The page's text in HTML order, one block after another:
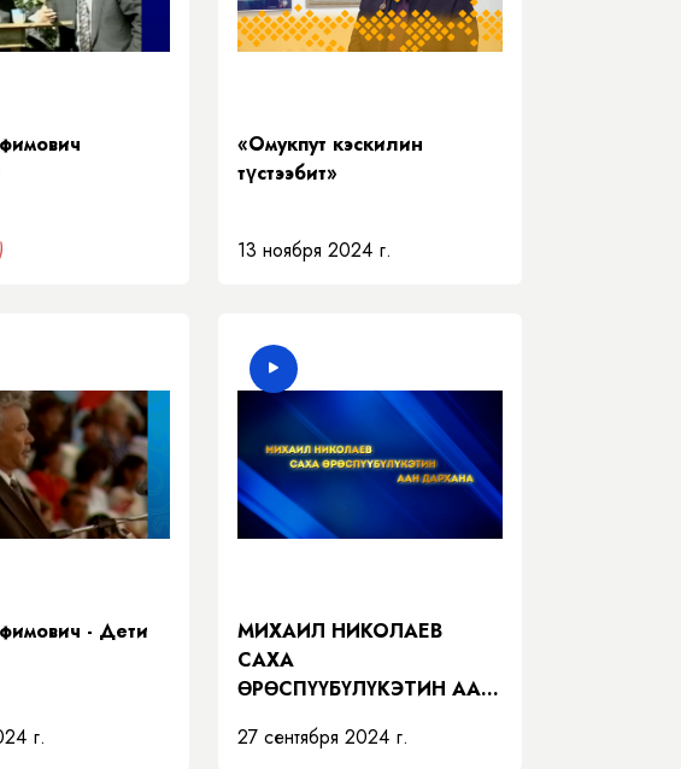
«Омукпут кэскилин
түстээбит»
13 ноября 2024 г.
- Дети
г.
МИХАИЛ НИКОЛАЕВ
САХА
ӨРӨСПҮҮБҮЛҮКЭТИН ААН
27 сентября 2024 г.